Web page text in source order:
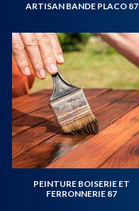
ARTISAN BANDE PLACO 87
PEINTURE BOISERIE ET
FERRONNERIE 87